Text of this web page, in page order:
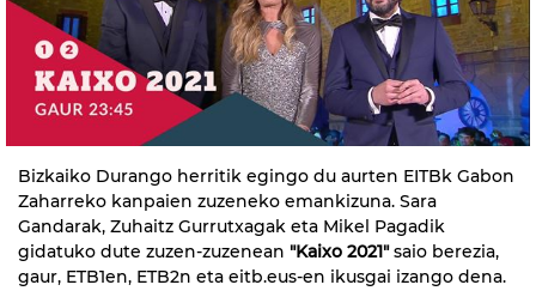
Bizkaiko Durango herritik egingo du aurten EITBk Gabon
Zaharreko kanpaien zuzeneko emankizuna. Sara
Gandarak, Zuhaitz Gurrutxagak eta Mikel Pagadik
gidatuko dute zuzen-zuzenean "Kaixo 2021"saio berezia,
gaur, ETB1en, ETB2n eta eitb.eus-en ikusgai izango dena.